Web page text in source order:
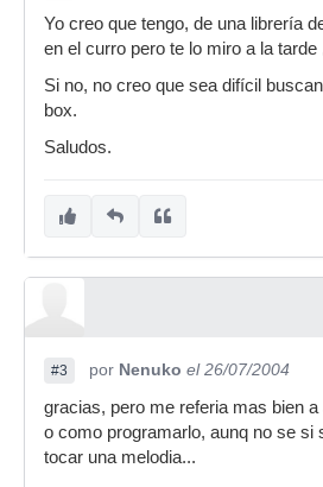
Yo creo que tengo, de una librería
en el curro pero te lo miro a la tarde
Si no, no creo que sea difícil
box.
Saludos.
#3 por Nenuko el 26/07/2004
gracias, pero me referia mas bien
o como programarlo, aunq no se si
tocar una melodia...